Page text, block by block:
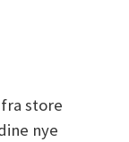
store
nye